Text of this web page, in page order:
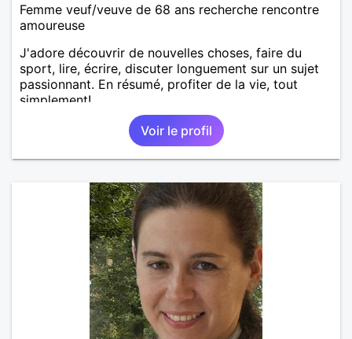
Femme veuf/veuve de 68 ans recherche rencontre
amoureuse
J'adore découvrir de nouvelles choses, faire du
sport, lire, écrire, discuter longuement sur un sujet
passionnant. En résumé, profiter de la vie, tout
simplement!
Voir le profil